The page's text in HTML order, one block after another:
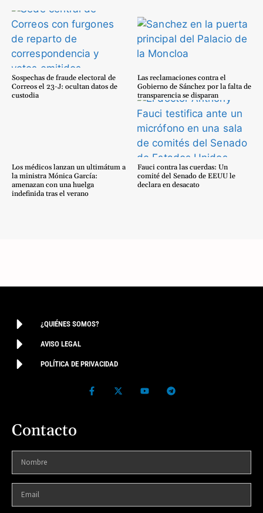
Sospechas de fraude electoral de
Correos el 23-J: ocultan datos de
custodia
Las reclamaciones contra el
Gobierno de Sánchez por la falta de
transparencia se disparan
Los médicos lanzan un ultimátum a
la ministra Mónica García:
amenazan con una huelga
indefinida tras el verano
Fauci contra las cuerdas: Un
comité del Senado de EEUU le
declara en desacato
¿QUIÉNES SOMOS?
AVISO LEGAL
POLÍTICA DE PRIVACIDAD
Contacto